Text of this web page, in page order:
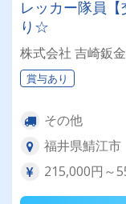
レッカー隊員
り☆
株式会社 吉崎鈑金
賞与あり
その他
福井県鯖江市
215,000円～